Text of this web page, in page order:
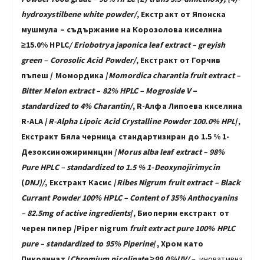
hydroxystilbene white powder/, Екстракт от Японска
мушмула – съдържание на Корозолова киселина
≥15.0% HPLC/Eriobotrya japonica leaf extract – greyish
green – Corosolic Acid Powder/, Екстракт от Горчив
пъпеш / Момордика /Momordica charantia fruit extract –
Bitter Melon extract – 82% HPLC– Mogroside V –
standardized to 4% Charantin/, R-Алфа Липоева киселина
R-ALA /R-Alpha Lipoic Acid Crystalline Powder 100.0%HPL/,
Екстракт Бяла черница стандартизиран до 1.5 % 1-
Дезоксиножиримицин /Morus albaleaf extract– 98%
Pure HPLC – standardized to 1.5 % 1-Deoxynojirimycin
(DNJ)/, Екстракт Касис /Ribes Nigrum fruit extract– Black
Currant Powder 100% HPLC – Content of 35% Anthocyanins
– 82.5mg of active ingredients/, Биоперин екстракт от
черен пипер /Piper nigrum fruit extract pure 100% HPLC
pure – standardized to 95% Piperine/, Хром като